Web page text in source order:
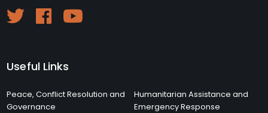
Useful Links
Peace, Conflict Resolution and
Governance
Humanitarian Assistance and
Emergency Response